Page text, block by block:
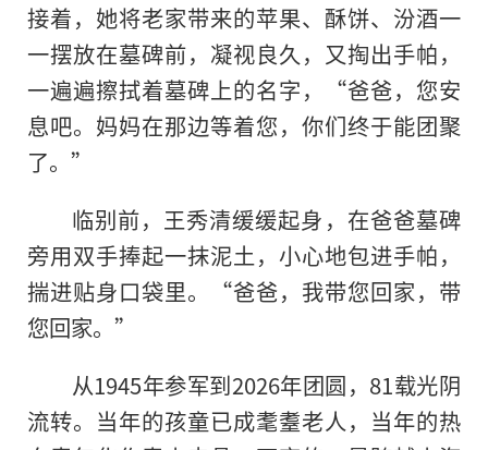
接着，她将老家带来的苹果、酥饼、汾酒一
一摆放在墓碑前，凝视良久，又掏出手帕，
一遍遍擦拭着墓碑上的名字，“爸爸，您安
息吧。妈妈在那边等着您，你们终于能团聚
了。”
临别前，王秀清缓缓起身，在爸爸墓碑
旁用双手捧起一抹泥土，小心地包进手帕，
揣进贴身口袋里。“爸爸，我带您回家，带
您回家。”
从1945年参军到2026年团圆，81载光阴
流转。当年的孩童已成耄耋老人，当年的热